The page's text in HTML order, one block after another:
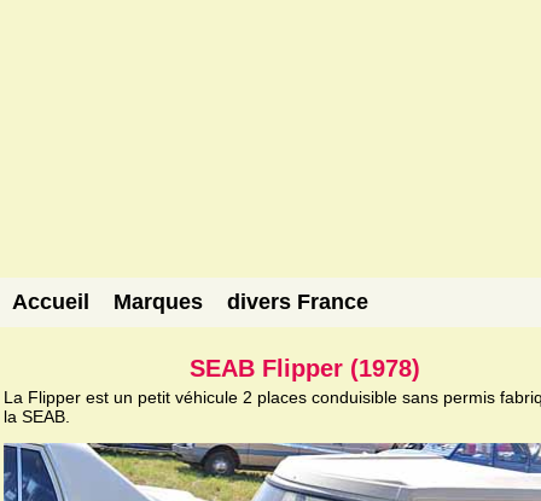
Accueil Marques divers France
SEAB Flipper (1978)
La Flipper est un petit véhicule 2 places conduisible sans permis
la SEAB.